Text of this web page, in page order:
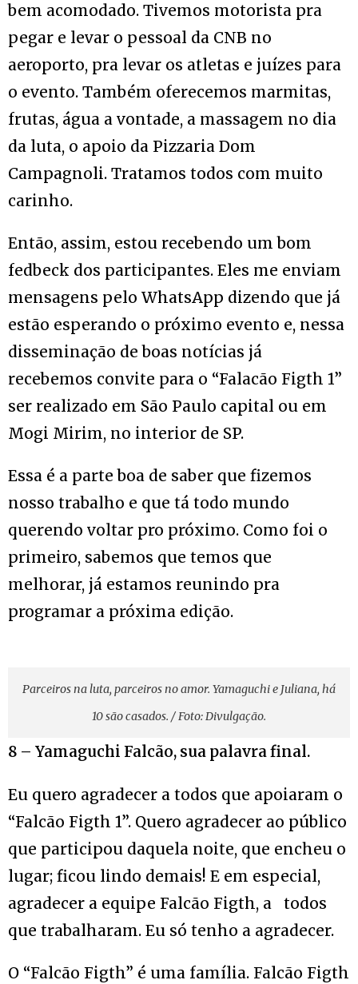
bem acomodado. Tivemos motorista pra
pegar e levar o pessoal da CNB no
aeroporto, pra levar os atletas e juízes para
o evento. Também oferecemos marmitas,
frutas, água a vontade, a massagem no dia
da luta, o apoio da Pizzaria Dom
Campagnoli. Tratamos todos com muito
carinho.
Então, assim, estou recebendo um bom
fedbeck dos participantes. Eles me enviam
mensagens pelo WhatsApp dizendo que já
estão esperando o próximo evento e, nessa
disseminação de boas notícias já
recebemos convite para o “Falacão Figth 1”
ser realizado em São Paulo capital ou em
Mogi Mirim, no interior de SP.
Essa é a parte boa de saber que fizemos
nosso trabalho e que tá todo mundo
querendo voltar pro próximo. Como foi o
primeiro, sabemos que temos que
melhorar, já estamos reunindo pra
programar a próxima edição.
Parceiros na luta, parceiros no amor. Yamaguchi e Juliana, há
10 são casados. / Foto: Divulgação.
8 – Yamaguchi Falcão, sua palavra final.
Eu quero agradecer a todos que apoiaram o
“Falcão Figth 1”. Quero agradecer ao público
que participou daquela noite, que encheu o
lugar; ficou lindo demais! E em especial,
agradecer a equipe Falcão Figth, a todos
que trabalharam. Eu só tenho a agradecer.
O “Falcão Figth” é uma família. Falcão Figth